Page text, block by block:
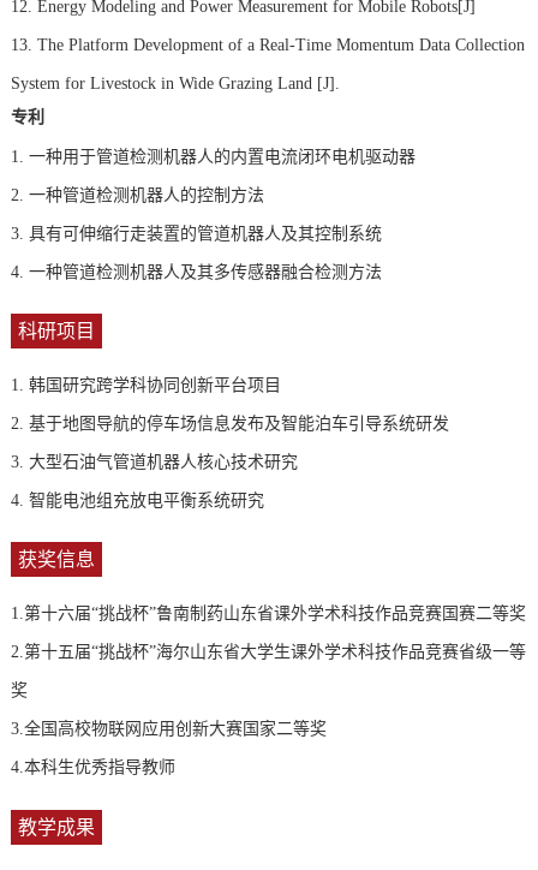
12. Energy Modeling and Power Measurement for Mobile Robots[J]
13. The Platform Development of a Real-Time Momentum Data Collection
System for Livestock in Wide Grazing Land [J].
专利
1. 一种用于管道检测机器人的内置电流闭环电机驱动器
2. 一种管道检测机器人的控制方法
3. 具有可伸缩行走装置的管道机器人及其控制系统
4. 一种管道检测机器人及其多传感器融合检测方法
科研项目
1. 韩国研究跨学科协同创新平台项目
2. 基于地图导航的停车场信息发布及智能泊车引导系统研发
3. 大型石油气管道机器人核心技术研究
4. 智能电池组充放电平衡系统研究
获奖信息
1.第十六届“挑战杯”鲁南制药山东省课外学术科技作品竞赛国赛二等奖
2.第十五届“挑战杯”海尔山东省大学生课外学术科技作品竞赛省级一等
奖
3.全国高校物联网应用创新大赛国家二等奖
4.本科生优秀指导教师
教学成果